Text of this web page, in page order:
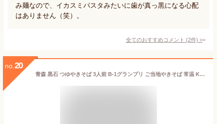
み麺なので、イカスミパスタみたいに歯が真っ黒になる心配
はありません（笑）。
全てのおすすめコメント (2件) >
no. 20
青森 黒石 つゆやきそば 3人前 B-1グランプリ ご当地やきそば 常温 KT3